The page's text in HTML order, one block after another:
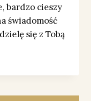
bardzo cieszy
świadomość
się z Tobą